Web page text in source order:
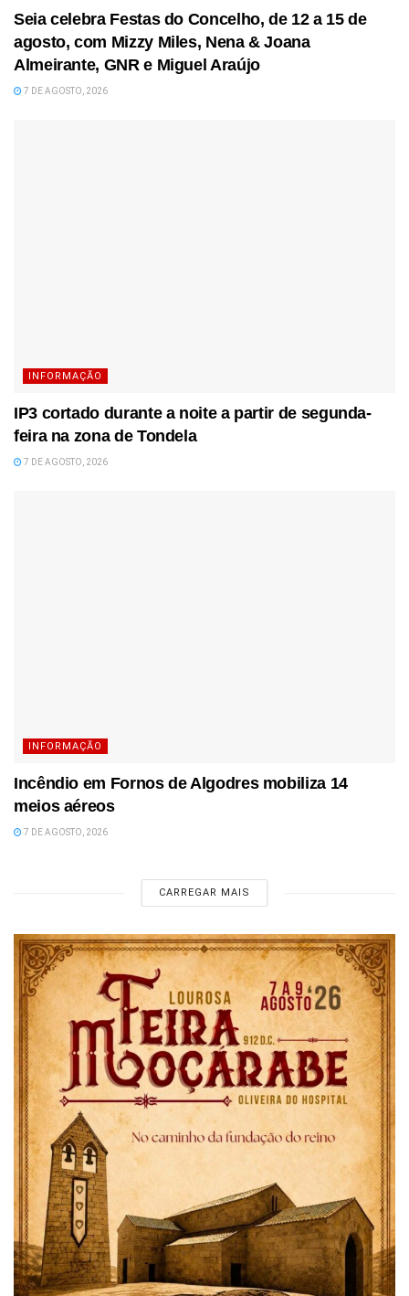
Seia celebra Festas do Concelho, de 12 a 15 de
agosto, com Mizzy Miles, Nena & Joana
Almeirante, GNR e Miguel Araújo
7 DE AGOSTO, 2026
INFORMAÇÃO
IP3 cortado durante a noite a partir de segunda-
feira na zona de Tondela
7 DE AGOSTO, 2026
INFORMAÇÃO
Incêndio em Fornos de Algodres mobiliza 14
meios aéreos
7 DE AGOSTO, 2026
CARREGAR MAIS